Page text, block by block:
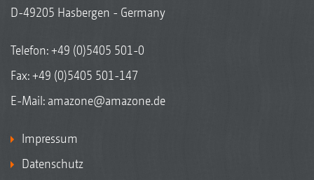
D-49205 Hasbergen - Germany
Telefon:+49 (0)5405 501-0
Fax: +49 (0)5405 501-147
E-Mail: amazone@amazone.de
Impressum
Datenschutz